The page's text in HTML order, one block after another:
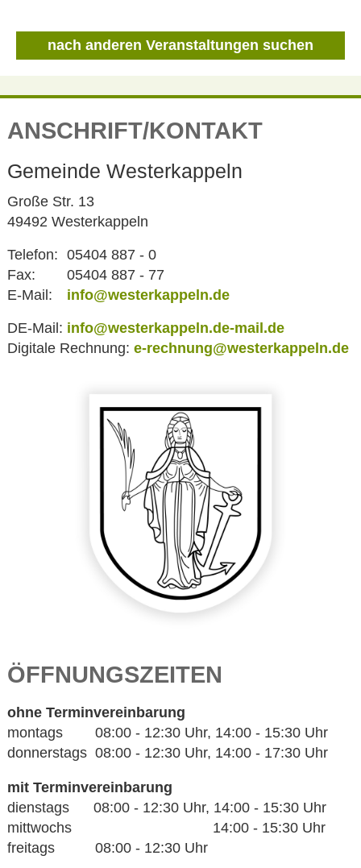
nach anderen Veranstaltungen suchen
ANSCHRIFT/KONTAKT
Gemeinde Westerkappeln
Große Str. 13
49492 Westerkappeln
Telefon: 05404 887 - 0
Fax:
05404 887 - 77
E-Mail:
info@westerkappeln.de
DE-Mail: info@westerkappeln.de-mail.de
Digitale Rechnung: e-rechnung@westerkappeln.de
ÖFFNUNGSZEITEN
ohne Terminvereinbarung
montags 08:00 - 12:30 Uhr, 14:00 - 15:30 Uhr
donnerstags 08:00 - 12:30 Uhr, 14:00 - 17:30 Uhr
mit Terminvereinbarung
dienstags 08:00 - 12:30 Uhr, 14:00 - 15:30 Uhr
mittwochs 14:00 - 15:30 Uhr
freitags 08:00 - 12:30 Uhr